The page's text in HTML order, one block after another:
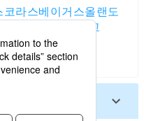
코라스베이거스올랜도
샌디에고
티마이애미